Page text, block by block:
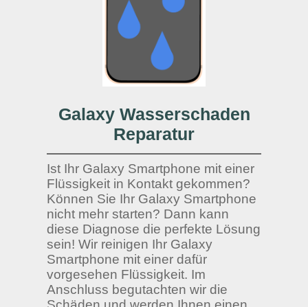
Galaxy Wasserschaden
Reparatur
Ist Ihr Galaxy Smartphone mit einer
Flüssigkeit in Kontakt gekommen?
Können Sie Ihr Galaxy Smartphone
nicht mehr starten? Dann kann
diese Diagnose die perfekte Lösung
sein! Wir reinigen Ihr Galaxy
Smartphone mit einer dafür
vorgesehen Flüssigkeit. Im
Anschluss begutachten wir die